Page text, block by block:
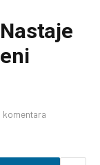
komentara